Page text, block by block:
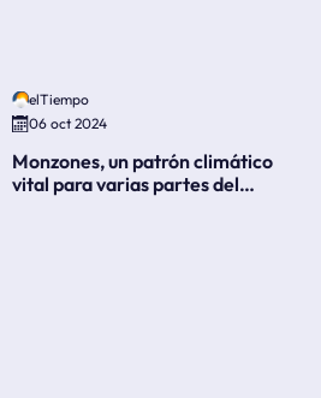
elTiempo
06 oct 2024
Monzones, un patrón climático
vital para varias partes del